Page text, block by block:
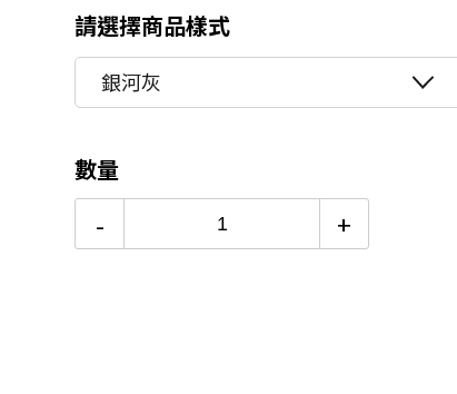
12期
$106
更多信用卡分期0利率滿額享回饋
行動電源怎麼挑→點我看達人教你
請選擇商品樣式
銀河灰
數量
- +